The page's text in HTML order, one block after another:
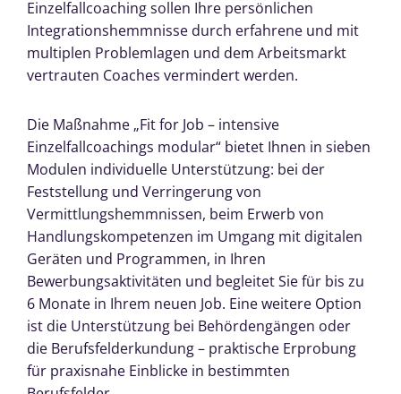
Einzelfallcoaching sollen Ihre persönlichen
Integrationshemmnisse durch erfahrene und mit
multiplen Problemlagen und dem Arbeitsmarkt
vertrauten Coaches vermindert werden.
Die Maßnahme „Fit for Job – intensive
Einzelfallcoachings modular“ bietet Ihnen in sieben
Modulen individuelle Unterstützung: bei der
Feststellung und Verringerung von
Vermittlungshemmnissen, beim Erwerb von
Handlungskompetenzen im Umgang mit digitalen
Geräten und Programmen, in Ihren
Bewerbungsaktivitäten und begleitet Sie für bis zu
6 Monate in Ihrem neuen Job. Eine weitere Option
ist die Unterstützung bei Behördengängen oder
die Berufsfelderkundung – praktische Erprobung
für praxisnahe Einblicke in bestimmten